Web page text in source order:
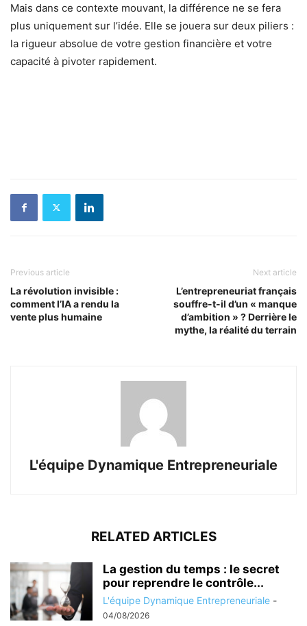
Mais dans ce contexte mouvant, la différence ne se fera
plus uniquement sur l’idée. Elle se jouera sur deux piliers :
la rigueur absolue de votre gestion financière et votre
capacité à pivoter rapidement.
Previous article
La révolution invisible :
comment l’IA a rendu la
vente plus humaine
Next article
L’entrepreneuriat français
souffre-t-il d’un « manque
d’ambition » ? Derrière le
mythe, la réalité du terrain
L'équipe Dynamique Entrepreneuriale
RELATED ARTICLES
La gestion du temps : le secret
pour reprendre le contrôle...
L'équipe Dynamique Entrepreneuriale -
04/08/2026